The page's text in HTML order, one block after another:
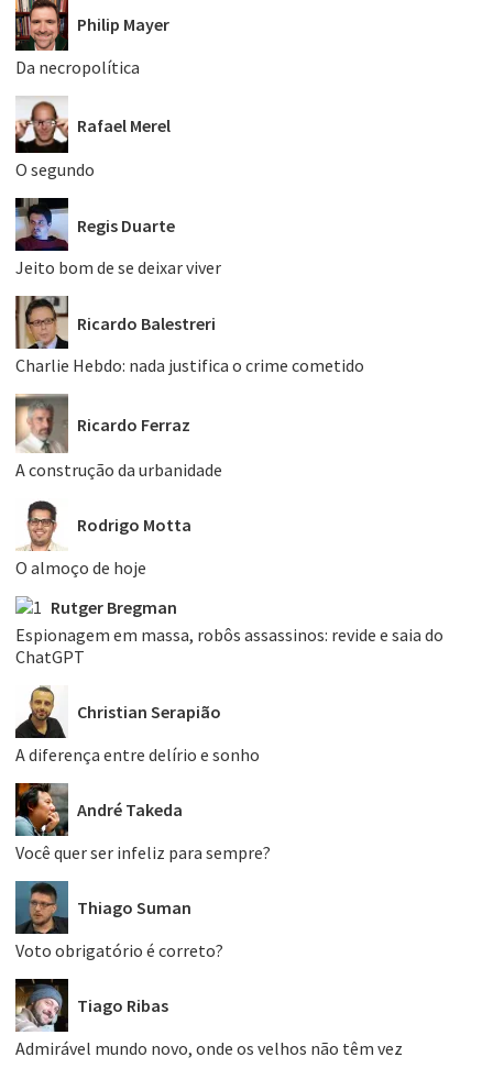
Philip Mayer
Da necropolítica
Rafael Merel
O segundo
Regis Duarte
Jeito bom de se deixar viver
Ricardo Balestreri
Charlie Hebdo: nada justifica o crime cometido
Ricardo Ferraz
A construção da urbanidade
Rodrigo Motta
O almoço de hoje
Rutger Bregman
Espionagem em massa, robôs assassinos: revide e saia do
ChatGPT
Christian Serapião
A diferença entre delírio e sonho
André Takeda
Você quer ser infeliz para sempre?
Thiago Suman
Voto obrigatório é correto?
Tiago Ribas
Admirável mundo novo, onde os velhos não têm vez